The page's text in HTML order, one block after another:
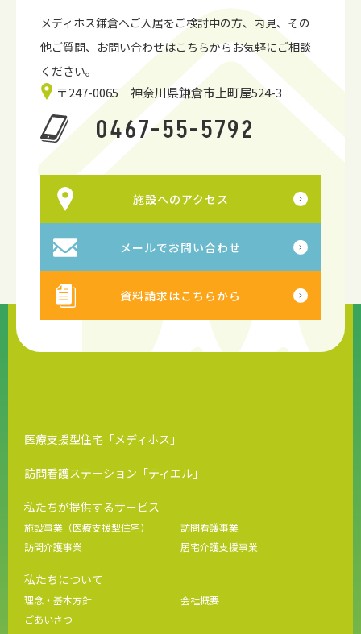
メディホス鎌倉へご入居をご検討中の方、内見、 その
他ご質問、お問い合わせはこちらからお気軽にご相談
ください。
〒247-0065 神奈川県鎌倉市上町屋524-3
0467-55-5792
施設へのアクセス
メールでお問い合わせ
資料請求はこちらから
医療支援型住宅「メディホス」
訪問看護ステーション「ティエル」
私たちが提供するサービス
施設事業（医療支援型住宅）
訪問看護事業
訪問介護事業
居宅介護支援事業
私たちについて
理念・基本方針
会社概要
ごあいさつ